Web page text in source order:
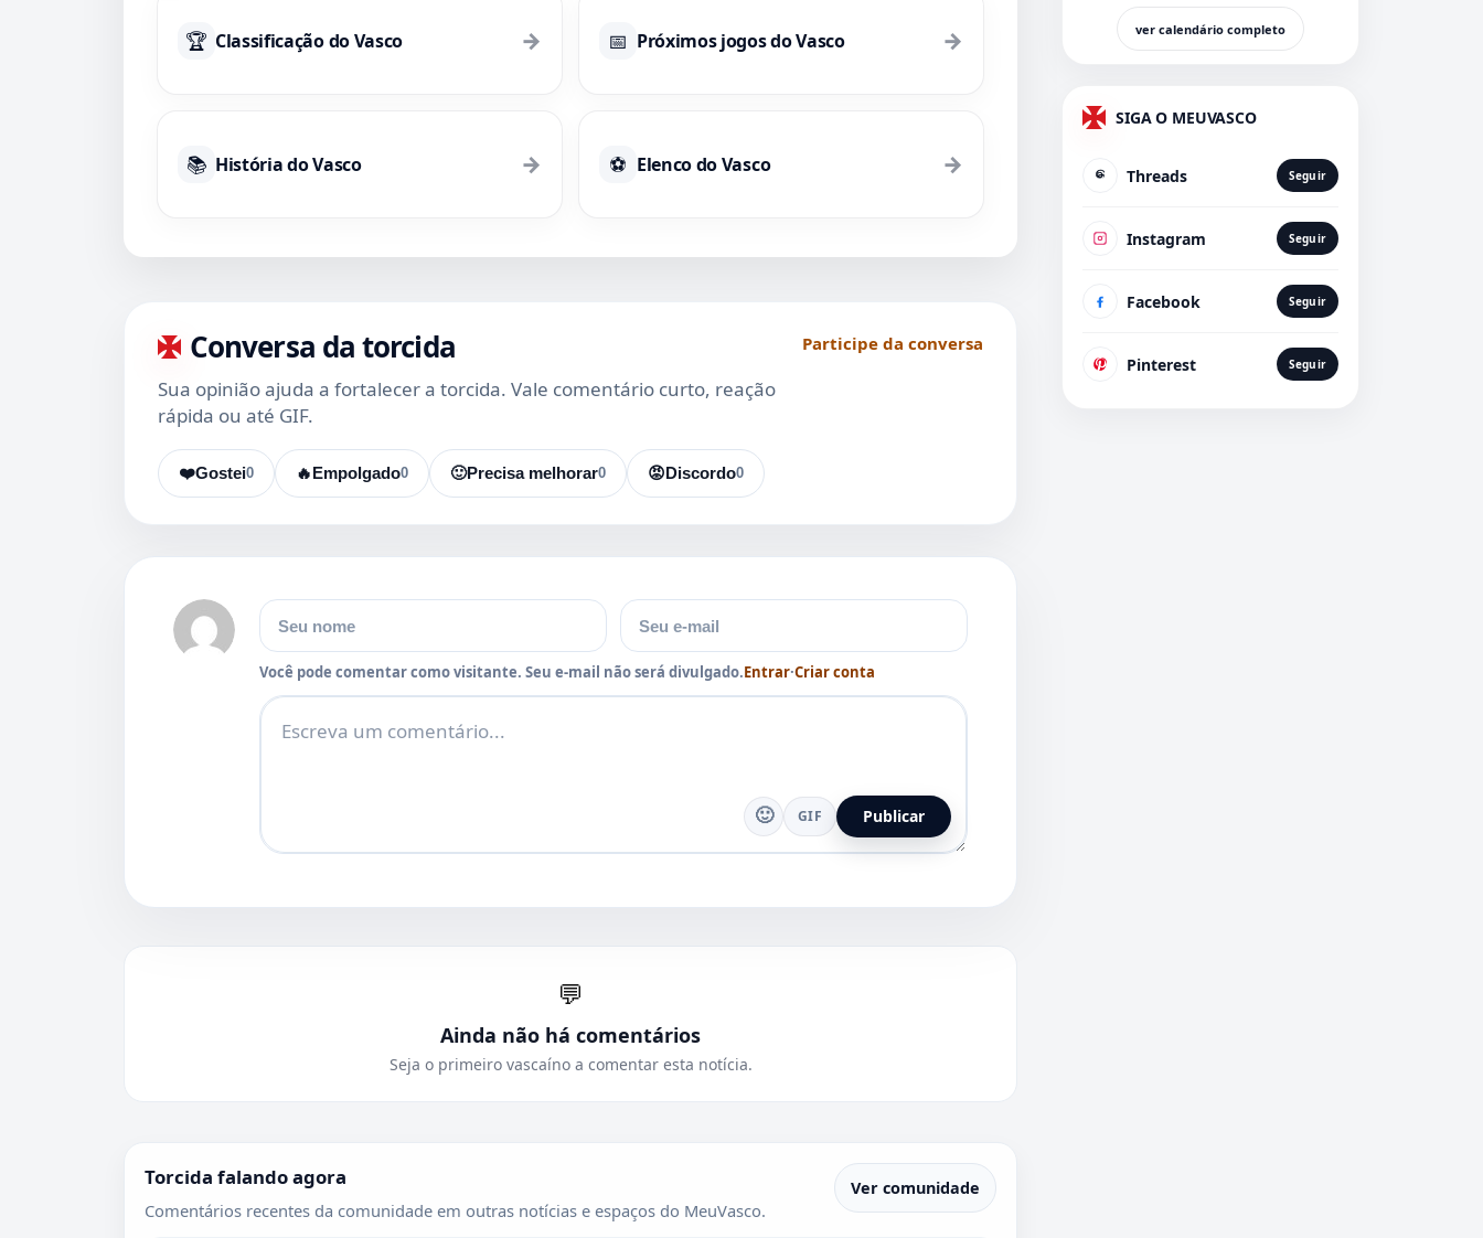
🏆 Classificação do Vasco → 📅 Próximos jogos do Vasco →
📚 História do Vasco → ⚽ Elenco do Vasco →
Conversa da torcida
Sua opinião ajuda a fortalecer a torcida. Vale comentário curto, reação
rápida ou até GIF.
Participe da conversa
❤️ 0
Gostei 🔥 0
Empolgado 🙂 0
Precisa melhorar 😡 0
Discordo
Nome E-mail
Você pode comentar como visitante. Seu e-mail não será divulgado.Entrar·Criar conta
Comentário
🙂 GIF Publicar
💬
Ainda não há comentários
Seja o primeiro vascaíno a comentar esta notícia.
Torcida falando agora
Comentários recentes da comunidade em outras notícias e espaços do MeuVasco.
Ver comunidade
ver calendário completo
SIGA O MEUVASCO
Threads Seguir
Instagram Seguir
Facebook Seguir
Pinterest Seguir